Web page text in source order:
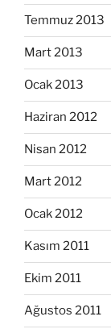
Temmuz 2013
Mart 2013
Ocak 2013
Haziran 2012
Nisan 2012
Mart 2012
Ocak 2012
Kasım 2011
Ekim 2011
Ağustos 2011